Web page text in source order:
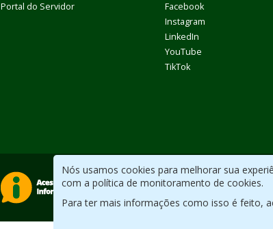
Nós usamos cookies para melhorar sua
com a política de monitoramento de cookies.
Para ter mais informações como isso é feito,
Portal do Servidor
Facebook
Instagram
LinkedIn
YouTube
TikTok